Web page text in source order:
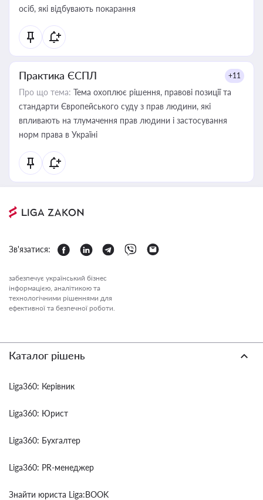
осіб, які відбувають покарання
Практика ЄСПЛ +11
Про що тема: Тема охоплює рішення, правові позиції та
стандарти Європейського суду з прав людини, які
впливають на тлумачення прав людини і застосування
норм права в Україні
Зв'язатися:
забезпечує український бізнес
інформацією, аналітикою та
технологічними рішеннями для
ефективної та безпечної роботи.
Каталог рішень
Liga360: Керівник
Liga360: Юрист
Liga360: Бухгалтер
Liga360: PR-менеджер
Знайти юриста Liga:BOOK